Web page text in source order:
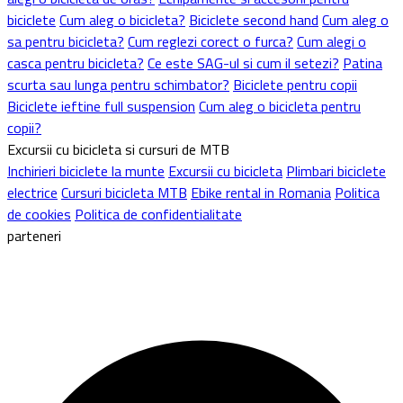
biciclete Cum aleg o bicicleta? Biciclete second hand Cum aleg o
sa pentru bicicleta? Cum reglezi corect o furca? Cum alegi o
casca pentru bicicleta? Ce este SAG-ul si cum il setezi? Patina
scurta sau lunga pentru schimbator? Biciclete pentru copii
Biciclete ieftine full suspension Cum aleg o bicicleta pentru
copii?
Excursii cu bicicleta si cursuri de MTB
Inchirieri biciclete la munte Excursii cu bicicleta Plimbari biciclete
electrice Cursuri bicicleta MTB Ebike rental in Romania Politica
de cookies Politica de confidentialitate
parteneri